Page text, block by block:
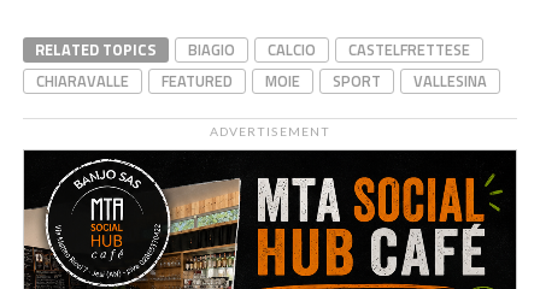
RELATED TOPICS BIAGIO CALCIO
CASTELFRETTESE
CHIARAVALLE
FEATURED MOIE SPORT VALLESINA
ADVERTISEMENT